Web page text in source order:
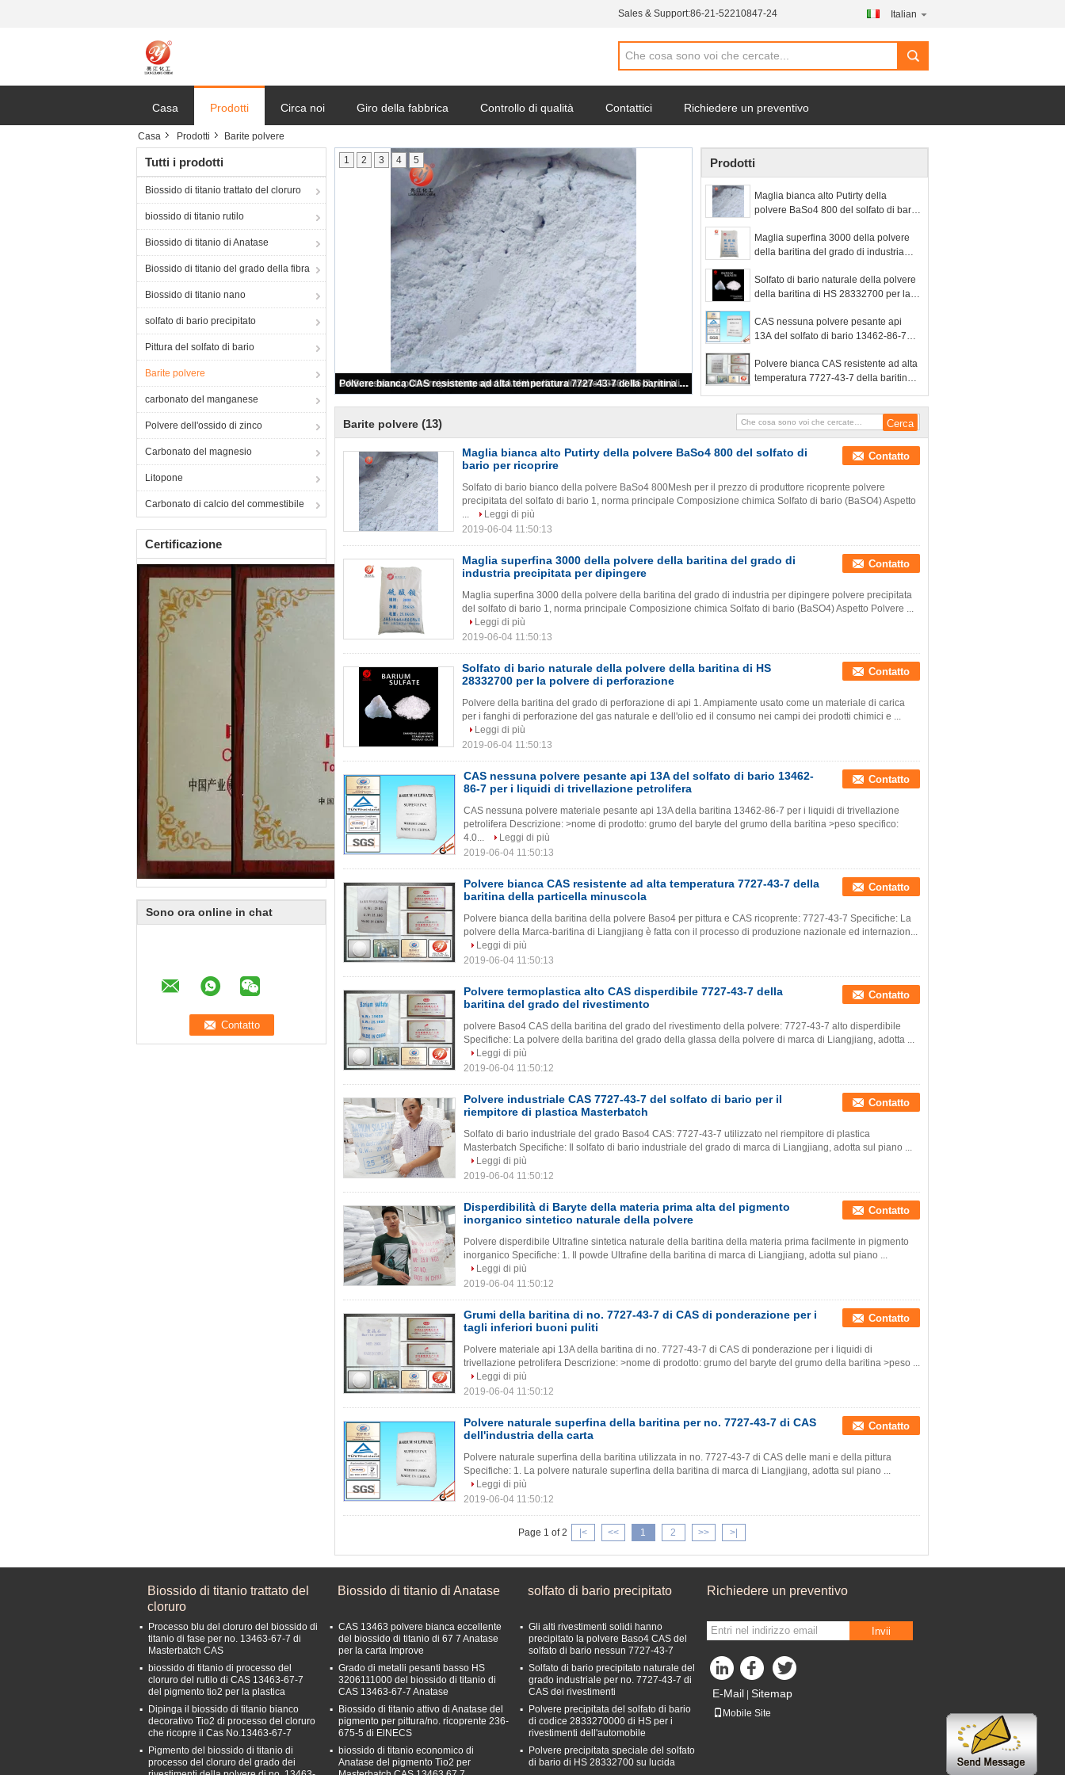
Sales & Support:86-21-52210847-24 Italian
search
Casa Prodotti Circa noi Giro della fabbrica Controllo di qualità Contattici Richiedere un preventivo
Casa Prodotti Barite polvere
Tutti i prodotti
Biossido di titanio trattato del cloruro
biossido di titanio rutilo
Biossido di titanio di Anatase
Biossido di titanio del grado della fibra
Biossido di titanio nano
solfato di bario precipitato
Pittura del solfato di bario
Barite polvere
carbonato del manganese
Polvere dell'ossido di zinco
Carbonato del magnesio
Litopone
Carbonato di calcio del commestibile
Certificazione
Sono ora online in chat
Maglia bianca alto Putirty della polvere BaSo4 800 del solfato di bario per ricoprire
1 2 3 4 5 Prodotti
Maglia bianca alto Putirty della
polvere BaSo4 800 del solfato di bario
Maglia superfina 3000 della polvere
della baritina del grado di industria
Solfato di bario naturale della polvere
della baritina di HS 28332700 per la
CAS nessuna polvere pesante api
13A del solfato di bario 13462-86-7
Polvere bianca CAS resistente ad alta
temperatura 7727-43-7 della baritina
Barite polvere (13)
Maglia bianca alto Putirty della polvere BaSo4 800 del solfato di
bario per ricoprire
Contatto
Solfato di bario bianco della polvere BaSo4 800Mesh per il prezzo di produttore ricoprente polvere
precipitata del solfato di bario 1, norma principale Composizione chimica Solfato di bario (BaSO4) Aspetto
...
Leggi di più
2019-06-04 11:50:13
Maglia superfina 3000 della polvere della baritina del grado di
industria precipitata per dipingere
Contatto
Maglia superfina 3000 della polvere della baritina del grado di industria per dipingere polvere precipitata
del solfato di bario 1, norma principale Composizione chimica Solfato di bario (BaSO4) Aspetto Polvere ...
Leggi di più
2019-06-04 11:50:13
Solfato di bario naturale della polvere della baritina di HS
28332700 per la polvere di perforazione
Contatto
Polvere della baritina del grado di perforazione di api 1. Ampiamente usato come un materiale di carica
per i fanghi di perforazione del gas naturale e dell'olio ed il consumo nei campi dei prodotti chimici e ...
Leggi di più
2019-06-04 11:50:13
CAS nessuna polvere pesante api 13A del solfato di bario 13462-
86-7 per i liquidi di trivellazione petrolifera
Contatto
CAS nessuna polvere materiale pesante api 13A della baritina 13462-86-7 per i liquidi di trivellazione
petrolifera Descrizione: >nome di prodotto: grumo del baryte del grumo della baritina >peso specifico:
4.0...
Leggi di più
2019-06-04 11:50:13
Polvere bianca CAS resistente ad alta temperatura 7727-43-7 della
baritina della particella minuscola
Contatto
Polvere bianca della baritina della polvere Baso4 per pittura e CAS ricoprente: 7727-43-7 Specifiche: La
polvere della Marca-baritina di Liangjiang è fatta con il processo di produzione nazionale ed internazion...
Leggi di più
2019-06-04 11:50:13
Polvere termoplastica alto CAS disperdibile 7727-43-7 della
baritina del grado del rivestimento
Contatto
polvere Baso4 CAS della baritina del grado del rivestimento della polvere: 7727-43-7 alto disperdibile
Specifiche: La polvere della baritina del grado della glassa della polvere di marca di Liangjiang, adotta ...
Leggi di più
2019-06-04 11:50:12
Polvere industriale CAS 7727-43-7 del solfato di bario per il
riempitore di plastica Masterbatch
Contatto
Solfato di bario industriale del grado Baso4 CAS: 7727-43-7 utilizzato nel riempitore di plastica
Masterbatch Specifiche: Il solfato di bario industriale del grado di marca di Liangjiang, adotta sul piano ...
Leggi di più
2019-06-04 11:50:12
Disperdibilità di Baryte della materia prima alta del pigmento
inorganico sintetico naturale della polvere
Contatto
Polvere disperdibile Ultrafine sintetica naturale della baritina della materia prima facilmente in pigmento
inorganico Specifiche: 1. Il powde Ultrafine della baritina di marca di Liangjiang, adotta sul piano ...
Leggi di più
2019-06-04 11:50:12
Grumi della baritina di no. 7727-43-7 di CAS di ponderazione per i
tagli inferiori buoni puliti
Contatto
Polvere materiale api 13A della baritina di no. 7727-43-7 di CAS di ponderazione per i liquidi di
trivellazione petrolifera Descrizione: >nome di prodotto: grumo del baryte del grumo della baritina >peso ...
Leggi di più
2019-06-04 11:50:12
Polvere naturale superfina della baritina per no. 7727-43-7 di CAS
dell'industria della carta
Contatto
Polvere naturale superfina della baritina utilizzata in no. 7727-43-7 di CAS delle mani e della pittura
Specifiche: 1. La polvere naturale superfina della baritina di marca di Liangjiang, adotta sul piano ...
Leggi di più
2019-06-04 11:50:12
Page 1 of 2 |< << 1 2 >> >|
Biossido di titanio trattato del
cloruro
Processo blu del cloruro del biossido di
titanio di fase per no. 13463-67-7 di
Masterbatch CAS
biossido di titanio di processo del
cloruro del rutilo di CAS 13463-67-7
del pigmento tio2 per la plastica
Dipinga il biossido di titanio bianco
decorativo Tio2 di processo del cloruro
che ricopre il Cas No.13463-67-7
Pigmento del biossido di titanio di
processo del cloruro del grado dei
Biossido di titanio di Anatase
CAS 13463 polvere bianca eccellente
del biossido di titanio di 67 7 Anatase
per la carta Improve
Grado di metalli pesanti basso HS
3206111000 del biossido di titanio di
CAS 13463-67-7 Anatase
Biossido di titanio attivo di Anatase del
pigmento per pittura/no. ricoprente 236-
675-5 di ElNECS
biossido di titanio economico di
Anatase del pigmento Tio2 per
solfato di bario precipitato
Gli alti rivestimenti solidi hanno
precipitato la polvere Baso4 CAS del
solfato di bario nessun 7727-43-7
Solfato di bario precipitato naturale del
grado industriale per no. 7727-43-7 di
CAS dei rivestimenti
Polvere precipitata del solfato di bario
di codice 2833270000 di HS per i
rivestimenti dell'automobile
Polvere precipitata speciale del solfato
di bario di HS 28332700 su lucida
Richiedere un preventivo
Invii
E-Mail Sitemap
Mobile Site